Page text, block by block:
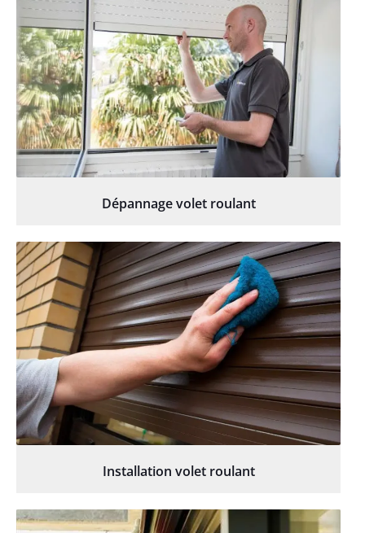
Dépannage volet roulant
Installation volet roulant